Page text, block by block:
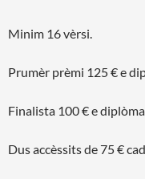
Minim 16 vèrsi.
Prumèr prèmi 125 € e
Finalista 100 € e
Dus accèssits de 75 €